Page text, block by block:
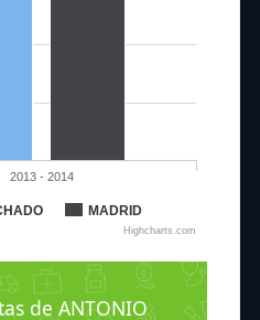
MADRID
2013 - 2014
Highcharts.com
de ANTONIO